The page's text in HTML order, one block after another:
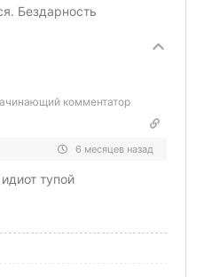
Бездарность
комментатор
6 месяцев назад
тупой